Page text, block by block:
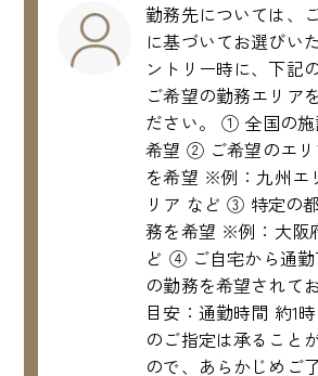
勤務先については、
に基づいてお選びい
ントリー時に、下記
ご希望の勤務エリア
ださい。 ① 全国の施
希望 ② ご希望のエリ
を希望 ※例：九州エ
リア など ③ 特定の
務を希望 ※例：大阪
ど ④ ご自宅から通
の勤務を希望されて
目安：通勤時間 約1
のご指定は承ること
ので、あらかじめご